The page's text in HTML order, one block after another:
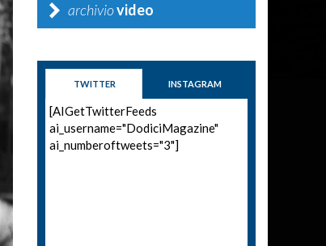
archiviovideo
TWITTER INSTAGRAM
[AIGetTwitterFeeds
ai_username="DodiciMagazine"
ai_numberoftweets="3"]